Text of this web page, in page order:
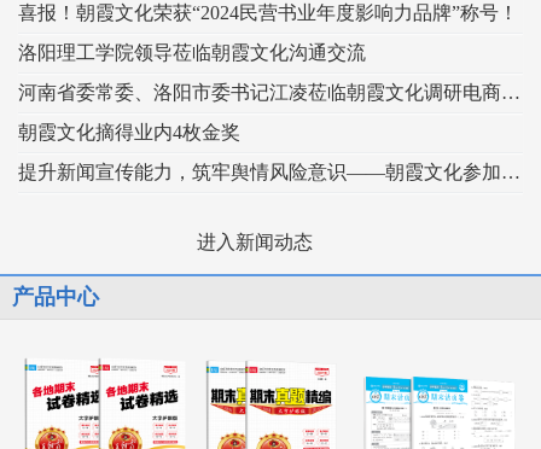
喜报！朝霞文化荣获“2024民营书业年度影响力品牌”称号！
洛阳理工学院领导莅临朝霞文化沟通交流
河南省委常委、洛阳市委书记江凌莅临朝霞文化调研电商产业发展情况
朝霞文化摘得业内4枚金奖
提升新闻宣传能力，筑牢舆情风险意识——朝霞文化参加河南日报2024年新闻宣传及舆情处置培训班
进入新闻动态
产品中心